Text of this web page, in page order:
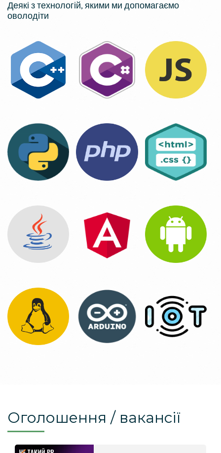
Деякі з технологій, якими ми допомагаємо
оволодіти
Оголошення / вакансії